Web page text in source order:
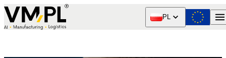
Skip to content
PL